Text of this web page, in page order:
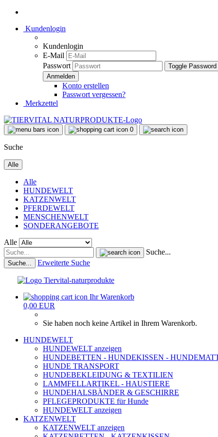
Kundenlogin
Kundenlogin
E-Mail
Passwort
Toggle
Konto erstellen
Passwort vergessen?
Merkzettel
0
Suche
Alle
Alle
HUNDEWELT
KATZENWELT
PFERDEWELT
MENSCHENWELT
SONDERANGEBOTE
Alle
Suche...
Suche... Erweiterte Suche
Ihr Warenkorb
0,00 EUR
Sie haben noch keine Artikel in Ihrem Warenkorb.
HUNDEWELT
HUNDEWELT anzeigen
HUNDEBETTEN - HUNDEKISSEN -
HUNDE TRANSPORT
HUNDEBEKLEIDUNG & TEXTILIEN
LAMMFELLARTIKEL - HAUSTIERE
HUNDEHALSBÄNDER & GESCHIRRE
PFLEGEPRODUKTE für Hunde
HUNDEWELT anzeigen
KATZENWELT
KATZENWELT anzeigen